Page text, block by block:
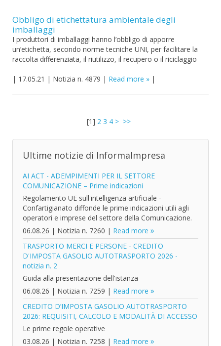
Obbligo di etichettatura ambientale degli
imballaggi
I produttori di imballaggi hanno l’obbligo di apporre
un’etichetta, secondo norme tecniche UNI, per facilitare la
raccolta differenziata, il riutilizzo, il recupero o il riciclaggio
| 17.05.21 | Notizia n. 4879 | Read more |
[1] 2 3 4 > >>
Ultime notizie di InformaImpresa
AI ACT - ADEMPIMENTI PER IL SETTORE
COMUNICAZIONE – Prime indicazioni
Regolamento UE sull'intelligenza artificiale -
Confartigianato diffonde le prime indicazioni utili agli
operatori e imprese del settore della Comunicazione.
06.08.26 | Notizia n. 7260 | Read more
TRASPORTO MERCI E PERSONE - CREDITO
D'IMPOSTA GASOLIO AUTOTRASPORTO 2026 -
notizia n. 2
Guida alla presentazione dell'istanza
06.08.26 | Notizia n. 7259 | Read more
CREDITO D’IMPOSTA GASOLIO AUTOTRASPORTO
2026: REQUISITI, CALCOLO E MODALITÀ DI ACCESSO
Le prime regole operative
03.08.26 | Notizia n. 7258 | Read more